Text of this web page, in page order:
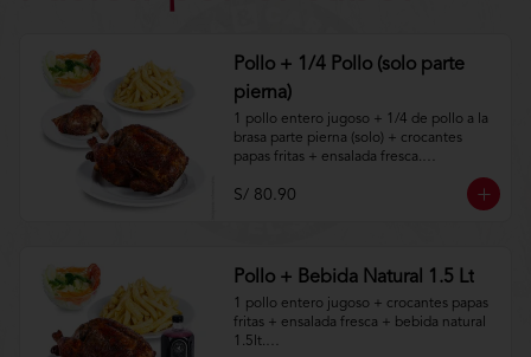
Pollo + 1/4 Pollo (solo parte
pierna)
1 pollo entero jugoso + 1/4 de pollo a la
brasa parte pierna (solo) + crocantes
papas fritas + ensalada fresca.
Aplica terminos y
condiciones.https://www.lenaycarbon.co
S/ 80.90
Pollo + Bebida Natural 1.5 Lt
1 pollo entero jugoso + crocantes papas
fritas + ensalada fresca + bebida natural
1.5lt.